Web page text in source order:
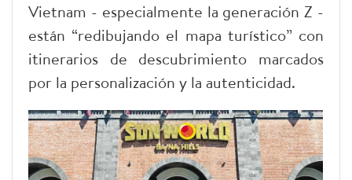
Vietnam - especialmente la generación Z -
están “redibujando el mapa turístico” con
itinerarios de descubrimiento marcados
por la personalización y la autenticidad.